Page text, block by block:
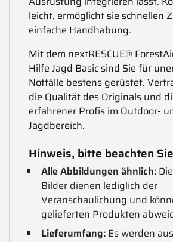
leicht, ermöglicht sie schnellen
einfache Handhabung.
Mit dem nextRESCUE®
Hilfe Jagd Basic sind Sie für
Notfälle bestens gerüstet.
die Qualität des Originals und
erfahrener Profis im Outdoor-
Jagdbereich.
Hinweis, bitte beachten
Alle Abbildungen ähnlich:
Bilder dienen lediglich der
Veranschaulichung und
gelieferten Produkten
Lieferumfang: Es werden